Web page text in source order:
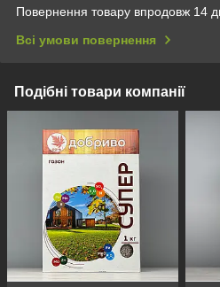
Повернення товару впродовж 14
Всі умови повернення
Подібні товари компанії